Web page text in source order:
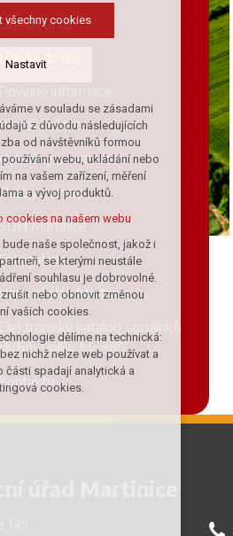
úřad
Úřední deska
Portál občana
a formuláře
a firmy
Martinice
Fotogalerie
Územní plán Martinice
služeb Velké Meziříčí
všechny cookies
Nastavit
webu
stránek (session):
volby jazyka, apod.
anonymizované
cookies (Google)
na našem webu
všechny cookies
vše
v souladu se zásadami
z důvodu následujících
od návštěvníků formou
webu, ukládání nebo
na vašem zařízení, měření
a vývoj produktů.
cookies na našem webu
naše společnost, jakož i
se kterými neustále
souhlasu je dobrovolné.
nebo obnovit změnou
vašich cookies.
dělíme na technická:
nichž nelze web používat a
části spadají analytická a
cookies.